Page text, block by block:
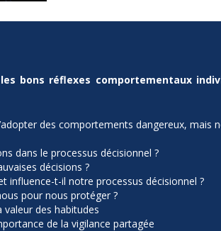
les bons réflexes comportementaux
des comportements dangereux, mais
dans le processus décisionnel ?
décisions ?
influence-t-il notre processus décisionnel ?
pour nous protéger ?
valeur des habitudes
de la vigilance partagée